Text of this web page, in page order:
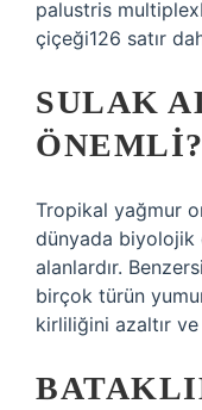
palustris
çiçeği126 satır
SULAK
ÖNEMLI?
Tropikal yağmur
dünyada biyolojik
alanlardır.
birçok türün
kirliliğini azaltır